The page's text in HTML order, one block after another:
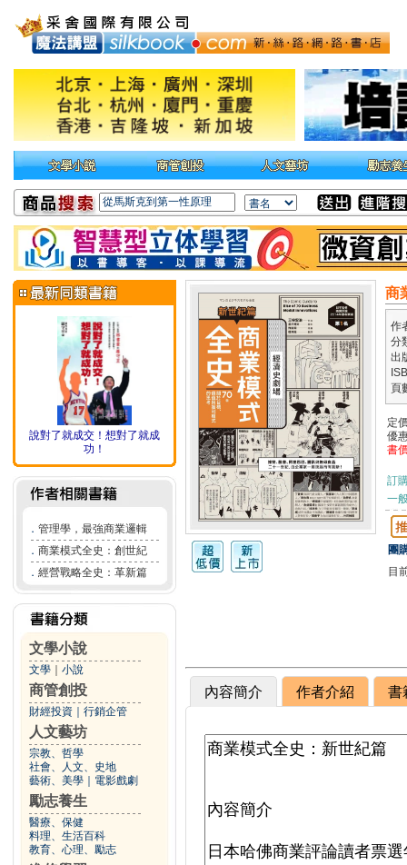
說對了就成交！想對了就成
功！
． 管理學，最強商業邏輯
． 商業模式全史：創世紀
． 經營戰略全史：革新篇
文學小說
文學 小說
商管創投
財經投資 行銷企管
人文藝坊
宗教、哲學
社會、人文、史地
藝術、美學
電影戲劇
勵志養生
醫療、保健
料理、生活百科
教育、心理、勵志
商
作
分
出
頁
定
優
書
訂
一
團
目
內容簡介 作者介紹 書